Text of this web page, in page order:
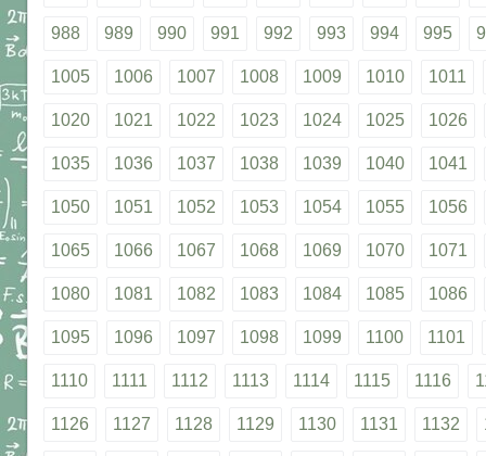
988 989 990 991 992 993 994 995
1005 1006 1007 1008 1009 1010 1011
1020 1021 1022 1023 1024 1025 1026
1035 1036 1037 1038 1039 1040 1041
1050 1051 1052 1053 1054 1055 1056
1065 1066 1067 1068 1069 1070 1071
1080 1081 1082 1083 1084 1085 1086
1095 1096 1097 1098 1099 1100 1101
1110 1111 1112 1113 1114 1115 1116
1126 1127 1128 1129 1130 1131 1132